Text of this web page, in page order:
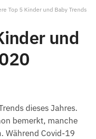
Top 5 Kinder und Baby Trends
und
dieses Jahres.
bemerkt, manche
Während Covid-19